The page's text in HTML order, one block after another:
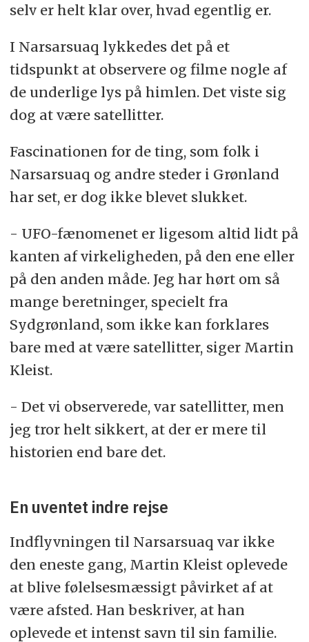
selv er helt klar over, hvad egentlig er.
I Narsarsuaq lykkedes det på et
tidspunkt at observere og filme nogle af
de underlige lys på himlen. Det viste sig
dog at være satellitter.
Fascinationen for de ting, som folk i
Narsarsuaq og andre steder i Grønland
har set, er dog ikke blevet slukket.
- UFO-fænomenet er ligesom altid lidt på
kanten af virkeligheden, på den ene eller
på den anden måde. Jeg har hørt om så
mange beretninger, specielt fra
Sydgrønland, som ikke kan forklares
bare med at være satellitter, siger Martin
Kleist.
- Det vi observerede, var satellitter, men
jeg tror helt sikkert, at der er mere til
historien end bare det.
En uventet indre rejse
Indflyvningen til Narsarsuaq var ikke
den eneste gang, Martin Kleist oplevede
at blive følelsesmæssigt påvirket af at
være afsted. Han beskriver, at han
oplevede et intenst savn til sin familie.